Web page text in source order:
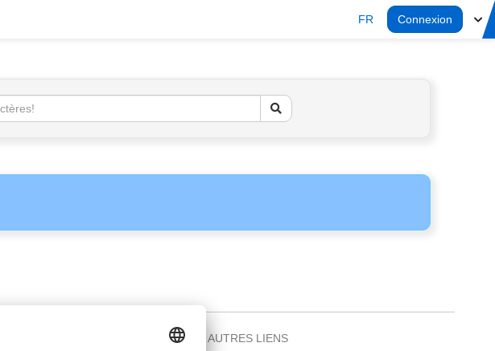
FR Connexion
AUTRES LIENS